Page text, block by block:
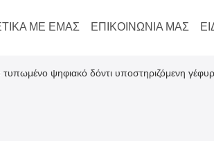
ΜΕ ΕΜΆΣ ΕΠΙΚΟΙΝΩΝΊΑ ΜΑΣ
τυπωμένο ψηφιακό δόντι υποστηριζόμενη